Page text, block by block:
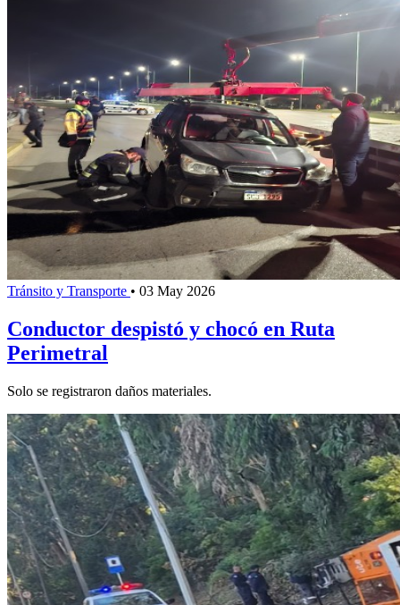
Tránsito y Transporte • 03 May 2026
Conductor despistó y chocó en Ruta
Perimetral
Solo se registraron daños materiales.